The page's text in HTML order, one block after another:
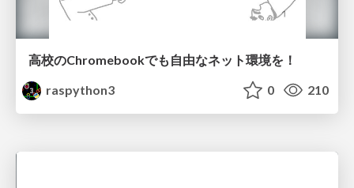
高校のChromebookでも自由なネット環境を！
raspython3
0 210